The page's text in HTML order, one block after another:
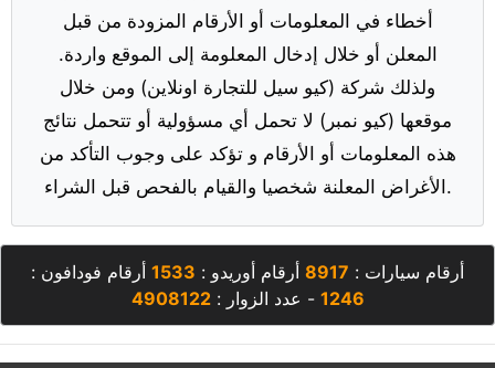
أخطاء في المعلومات أو الأرقام المزودة من قبل
المعلن أو خلال إدخال المعلومة إلى الموقع واردة.
ولذلك شركة (كيو سيل للتجارة اونلاين) ومن خلال
موقعها (كيو نمبر) لا تحمل أي مسؤولية أو تتحمل نتائج
هذه المعلومات أو الأرقام و تؤكد على وجوب التأكد من
الأغراض المعلنة شخصيا والقيام بالفحص قبل الشراء.
أرقام سيارات : 8917 أرقام أوريدو : 1533 أرقام فودافون :
1246 - عدد الزوار :4908122